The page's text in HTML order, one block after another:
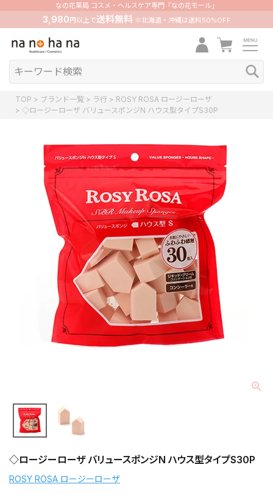
なの花薬局 コスメ・ヘルスケア専門「なの花モール」
3,980 円以上で送料無料※北海道・沖縄は送料50%OFF
TOP ブランド一覧 ラ行
ROSY ROSA ロージーローザ
◇ロージーローザ バリュースポンジN ハウス型タイプS30P
◇ロージーローザ バリュースポンジN ハウス型タイプS30P
ROSY ROSA ロージーローザ